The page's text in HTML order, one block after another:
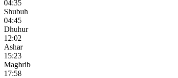
04:35
Shubuh
04:45
Dhuhur
12:02
Ashar
15:23
Maghrib
17:58